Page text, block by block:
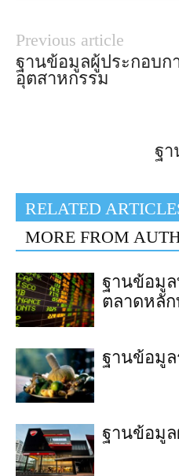
Previous article
ฐานข้อมูลผู้ประกอบก
อุตสาหกรรม
ฐ
RELATED
MORE FROM
ฐานข้อมู
ตลาดหลั
ฐานข้อมู
ฐานข้อมูล